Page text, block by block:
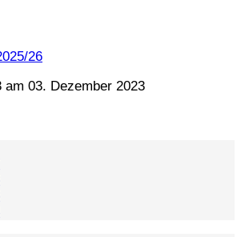
26
am 03. Dezember 2023